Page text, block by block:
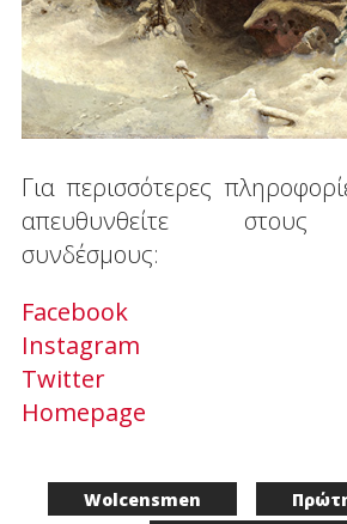
Για περισσότερες
απευθυνθείτε στους
συνδέσμους:
Facebook
Instagram
Twitter
Homepage
Wolcensmen